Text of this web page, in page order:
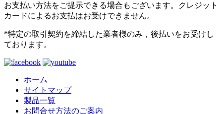
お支払い方法をご提示できる場合もございます。クレジット
カードによるお支払はお受けできません。
*特定の取引契約を締結した業者様のみ，後払いをお受けし
ております。
ホーム
サイトマップ
製品一覧
お問合せ方法のご案内